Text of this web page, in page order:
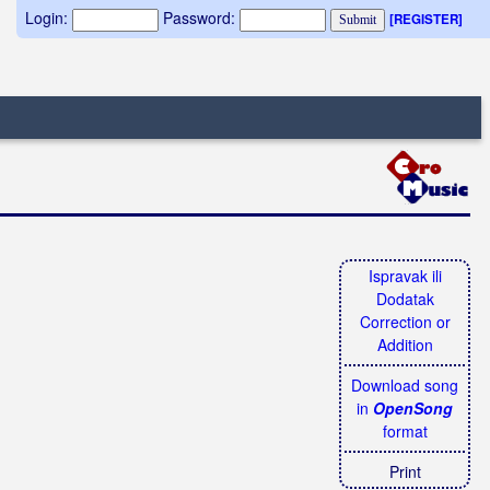
Login: Password: [REGISTER]
Ispravak ili
Dodatak
Correction or
Addition
Download song
in OpenSong
format
Print